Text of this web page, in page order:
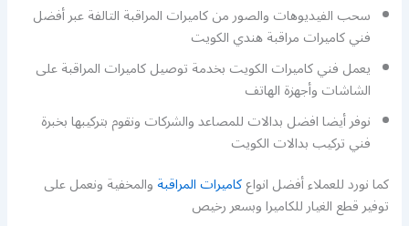
سحب الفيديوهات والصور من كاميرات المراقبة التالفة عبر أفضل
فني كاميرات مراقبة هندي الكويت
يعمل فني كاميرات الكويت بخدمة توصيل كاميرات المراقبة على
الشاشات وأجهزة الهاتف
نوفر أيضا افضل بدالات للمصاعد والشركات ونقوم بتركيبها بخبرة
فني تركيب بدالات الكويت
كما نورد للعملاء أفضل انواعكاميرات المراقبةوالمخفية ونعمل على
توفير قطع الغيار للكاميرا وبسعر رخيص